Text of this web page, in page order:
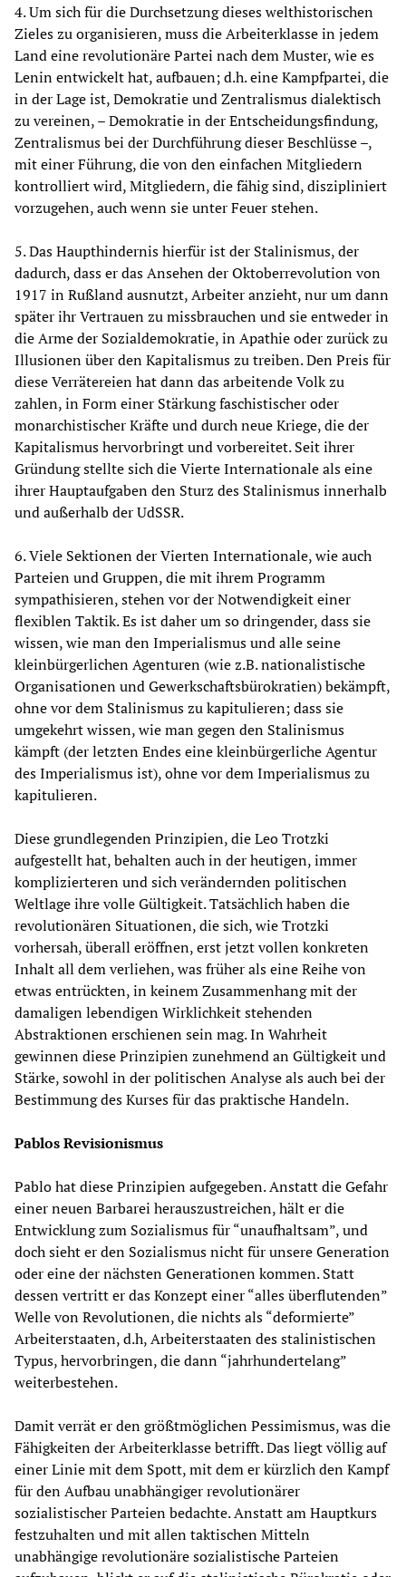
4. Um sich für die Durchsetzung dieses welthistorischen
Zieles zu organisieren, muss die Arbeiterklasse in jedem
Land eine revolutionäre Partei nach dem Muster, wie es
Lenin entwickelt hat, aufbauen; d.h. eine Kampfpartei, die
in der Lage ist, Demokratie und Zentralismus dialektisch
zu vereinen, – Demokratie in der Entscheidungsfindung,
Zentralismus bei der Durchführung dieser Beschlüsse –,
mit einer Führung, die von den einfachen Mitgliedern
kontrolliert wird, Mitgliedern, die fähig sind, diszipliniert
vorzugehen, auch wenn sie unter Feuer stehen.
5. Das Haupthindernis hierfür ist der Stalinismus, der
dadurch, dass er das Ansehen der Oktoberrevolution von
1917 in Rußland ausnutzt, Arbeiter anzieht, nur um dann
später ihr Vertrauen zu missbrauchen und sie entweder in
die Arme der Sozialdemokratie, in Apathie oder zurück zu
Illusionen über den Kapitalismus zu treiben. Den Preis für
diese Verrätereien hat dann das arbeitende Volk zu
zahlen, in Form einer Stärkung faschistischer oder
monarchistischer Kräfte und durch neue Kriege, die der
Kapitalismus hervorbringt und vorbereitet. Seit ihrer
Gründung stellte sich die Vierte Internationale als eine
ihrer Hauptaufgaben den Sturz des Stalinismus innerhalb
und außerhalb der UdSSR.
6. Viele Sektionen der Vierten Internationale, wie auch
Parteien und Gruppen, die mit ihrem Programm
sympathisieren, stehen vor der Notwendigkeit einer
flexiblen Taktik. Es ist daher um so dringender, dass sie
wissen, wie man den Imperialismus und alle seine
kleinbürgerlichen Agenturen (wie z.B. nationalistische
Organisationen und Gewerkschaftsbürokratien) bekämpft,
ohne vor dem Stalinismus zu kapitulieren; dass sie
umgekehrt wissen, wie man gegen den Stalinismus
kämpft (der letzten Endes eine kleinbürgerliche Agentur
des Imperialismus ist), ohne vor dem Imperialismus zu
kapitulieren.
Diese grundlegenden Prinzipien, die Leo Trotzki
aufgestellt hat, behalten auch in der heutigen, immer
komplizierteren und sich verändernden politischen
Weltlage ihre volle Gültigkeit. Tatsächlich haben die
revolutionären Situationen, die sich, wie Trotzki
vorhersah, überall eröffnen, erst jetzt vollen konkreten
Inhalt all dem verliehen, was früher als eine Reihe von
etwas entrückten, in keinem Zusammenhang mit der
damaligen lebendigen Wirklichkeit stehenden
Abstraktionen erschienen sein mag. In Wahrheit
gewinnen diese Prinzipien zunehmend an Gültigkeit und
Stärke, sowohl in der politischen Analyse als auch bei der
Bestimmung des Kurses für das praktische Handeln.
Pablos Revisionismus
Pablo hat diese Prinzipien aufgegeben. Anstatt die Gefahr
einer neuen Barbarei herauszustreichen, hält er die
Entwicklung zum Sozialismus für “unaufhaltsam”, und
doch sieht er den Sozialismus nicht für unsere Generation
oder eine der nächsten Generationen kommen. Statt
dessen vertritt er das Konzept einer “alles überflutenden”
Welle von Revolutionen, die nichts als “deformierte”
Arbeiterstaaten, d.h, Arbeiterstaaten des stalinistischen
Typus, hervorbringen, die dann “jahrhundertelang”
weiterbestehen.
Damit verrät er den größtmöglichen Pessimismus, was die
Fähigkeiten der Arbeiterklasse betrifft. Das liegt völlig auf
einer Linie mit dem Spott, mit dem er kürzlich den Kampf
für den Aufbau unabhängiger revolutionärer
sozialistischer Parteien bedachte. Anstatt am Hauptkurs
festzuhalten und mit allen taktischen Mitteln
unabhängige revolutionäre sozialistische Parteien